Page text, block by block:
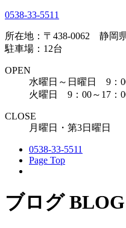
0538-33-5511
所在地：〒438-0062 静岡
駐車場：12台
OPEN
水曜日～日曜日 9：
火曜日 9：00～17：
CLOSE
月曜日・第3日曜日
0538-33-5511
Page Top
ブログ BLOG